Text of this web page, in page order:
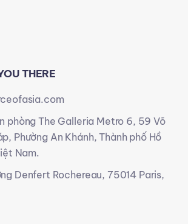
THERE
phòng The Galleria Metro 6, 59 Võ
Phường An Khánh, Thành phố Hồ
Nam.
Denfert Rochereau, 75014 Paris,